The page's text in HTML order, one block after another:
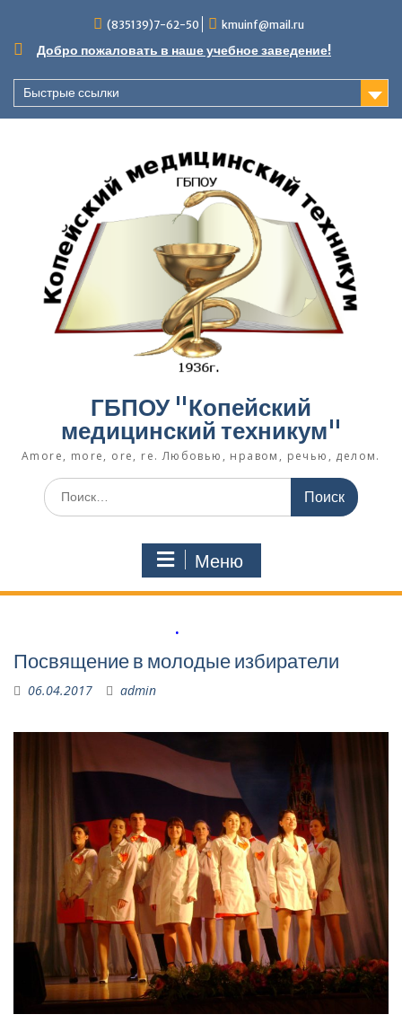
содержимому
(835139)7-62-50 kmuinf@mail.ru
Добро пожаловать в наше учебное заведение!
Быстрые ссылки
ГБПОУ "Копейский
медицинский техникум"
Amore, more, ore, re. Любовью, нравом, речью, делом.
Поиск
по:
Меню
Посвящение в молодые избиратели
06.04.2017 admin